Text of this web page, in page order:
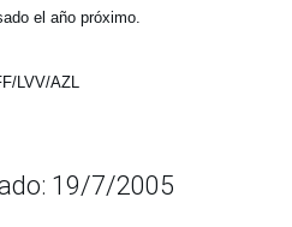
el año próximo.
LVV/AZL
19/7/2005